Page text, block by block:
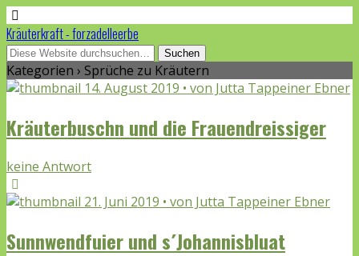
Kräuterkraft - forzadelleerbe
Kategorien › Sprüche zu Kräutern
14. August 2019 • von Jutta Tappeiner Ebner
Kräuterbuschn und die Frauendreissiger
keine Antwort
21. Juni 2019 • von Jutta Tappeiner Ebner
Sunnwendfuier und s´Johannisbluat